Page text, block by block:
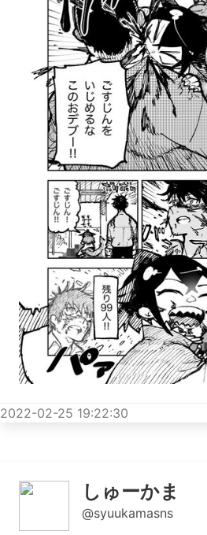
2022-02-25 19:22:30
しゅーかま
@syuukamasns